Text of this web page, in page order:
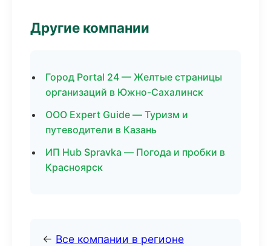
Другие компании
Город Portal 24 — Желтые страницы
организаций в Южно-Сахалинск
ООО Expert Guide — Туризм и
путеводители в Казань
ИП Hub Spravka — Погода и пробки в
Красноярск
← Все компании в регионе